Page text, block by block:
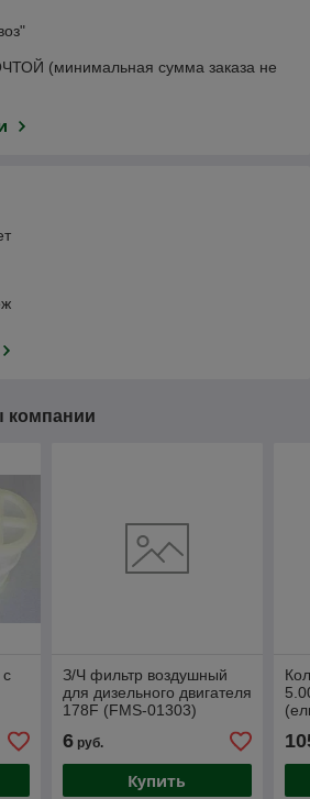
(минимальная сумма заказа не
компании
З/Ч фильтр воздушный
для дизельного двигателя
178F (FMS-01303)
6руб.
Купить